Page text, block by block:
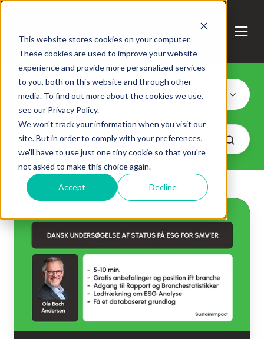
This website stores cookies on your computer.
These cookies are used to improve your website
experience and provide more personalized services
to you, both on this website and through other
media. To find out more about the cookies we use,
see our Privacy Policy.
We won't track your information when you visit our
site. But in order to comply with your preferences,
we'll have to use just one tiny cookie so that you're
not asked to make this choice again.
Accept Decline
undersøgelse
National
ESG
undersøgelse